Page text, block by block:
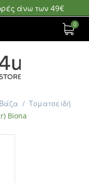
άνω των 49€
0
/ Τοματοειδή
Biona